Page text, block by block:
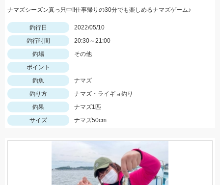
ナマズシーズン真っ只中‼仕事帰りの30分でも楽しめるナマズゲーム♪
釣行日
2022/05/10
釣行時間
20:30～21:00
釣場
その他
ポイント
釣魚
ナマズ
釣り方
ナマズ・ライギョ釣り
釣果
ナマズ1匹
サイズ
ナマズ50cm